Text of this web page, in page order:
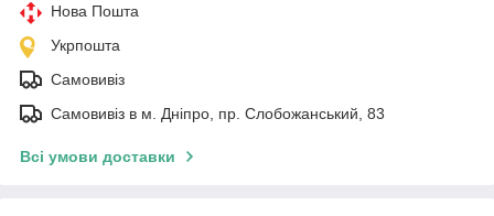
Нова Пошта
Укрпошта
Самовивіз
Самовивіз в м. Дніпро, пр. Слобожанський, 83
Всі умови доставки